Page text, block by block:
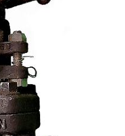
DOBLE TUERCA ASTM A194 2H
(HIGHLAND THREADS | U.S.A)
(ACT 11-25)